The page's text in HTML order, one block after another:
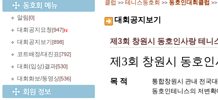
알림[0]
대회공지요청[947]
대회공지보기 [898]
코트배정/대진표[792]
대회(입상)결과[530]
대회화보/동영상[536]
클럽 >> 테니스동호회 >> 동호인대회클럽 >>
대회공지보기
제3회 창원시 동호인사랑 테니
제3회 창원시 동호
목 적
통합창원시 관내 전국
동호인테니스의 저변